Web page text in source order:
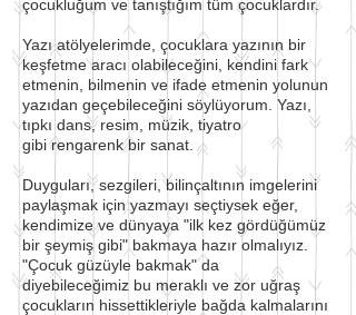
çocukluğum ve tanıştığım tüm çocuklardır.
Yazı atölyelerimde, çocuklara yazının bir
keşfetme aracı olabileceğini, kendini fark
etmenin, bilmenin ve ifade etmenin yolunun
yazıdan geçebileceğini söylüyorum. Yazı,
tıpkı dans, resim, müzik, tiyatro
gibi rengarenk bir sanat.
Duyguları, sezgileri, bilinçaltının imgelerini
paylaşmak için yazmayı seçtiysek eğer,
kendimize ve dünyaya "ilk kez gördüğümüz
bir şeymiş gibi" bakmaya hazır olmalıyız.
"Çocuk güzüyle bakmak" da
diyebileceğimiz bu meraklı ve zor uğraş
çocukların hissettikleriyle bağda kalmalarını